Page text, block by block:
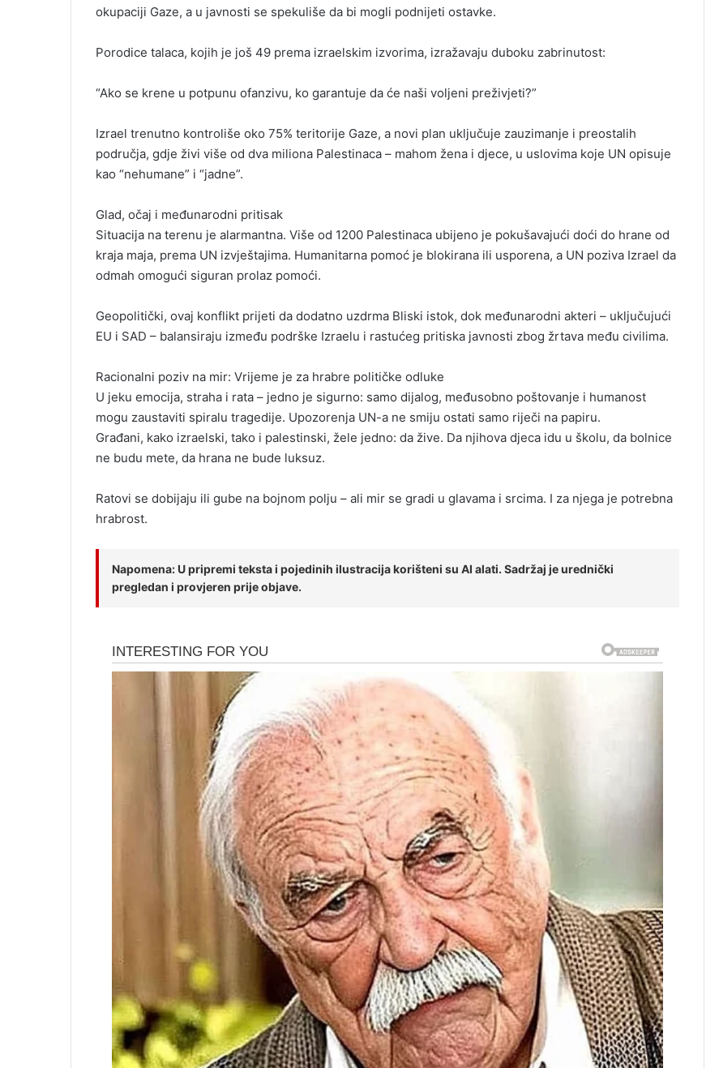
okupaciji Gaze, a u javnosti se spekuliše da bi mogli podnijeti ostavke.
Porodice talaca, kojih je još 49 prema izraelskim izvorima, izražavaju duboku zabrinutost:
“Ako se krene u potpunu ofanzivu, ko garantuje da će naši voljeni preživjeti?”
Izrael trenutno kontroliše oko 75% teritorije Gaze, a novi plan uključuje zauzimanje i preostalih
područja, gdje živi više od dva miliona Palestinaca – mahom žena i djece, u uslovima koje UN opisuje
kao “nehumane” i “jadne”.
Glad, očaj i međunarodni pritisak
Situacija na terenu je alarmantna. Više od 1200 Palestinaca ubijeno je pokušavajući doći do hrane od
kraja maja, prema UN izvještajima. Humanitarna pomoć je blokirana ili usporena, a UN poziva Izrael da
odmah omogući siguran prolaz pomoći.
Geopolitički, ovaj konflikt prijeti da dodatno uzdrma Bliski istok, dok međunarodni akteri – uključujući
EU i SAD – balansiraju između podrške Izraelu i rastućeg pritiska javnosti zbog žrtava među civilima.
Racionalni poziv na mir: Vrijeme je za hrabre političke odluke
U jeku emocija, straha i rata – jedno je sigurno: samo dijalog, međusobno poštovanje i humanost
mogu zaustaviti spiralu tragedije. Upozorenja UN-a ne smiju ostati samo riječi na papiru.
Građani, kako izraelski, tako i palestinski, žele jedno: da žive. Da njihova djeca idu u školu, da bolnice
ne budu mete, da hrana ne bude luksuz.
Ratovi se dobijaju ili gube na bojnom polju – ali mir se gradi u glavama i srcima. I za njega je potrebna
hrabrost.
Napomena: U pripremi teksta i pojedinih ilustracija korišteni su AI alati. Sadržaj je urednički
pregledan i provjeren prije objave.